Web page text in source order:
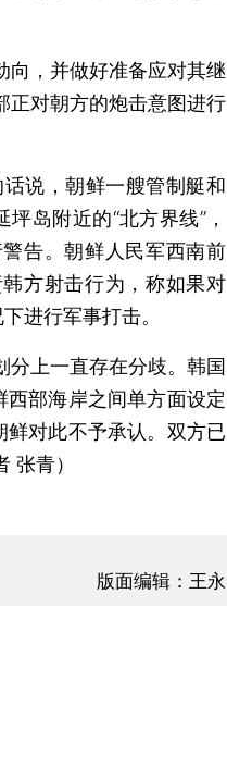
，并做好准备应对其继
正对朝方的炮击意图进行
说，朝鲜一艘管制艇和
岛附近的“北方界线”，
告。朝鲜人民军西南前
方射击行为，称如果对
进行军事打击。
上一直存在分歧。韩国
西部海岸之间单方面设定
鲜对此不予承认。双方已
张青）
版面编辑：王永